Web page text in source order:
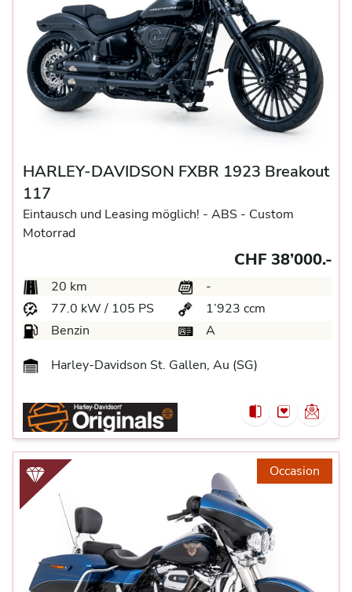
HARLEY-DAVIDSON FXBR 1923 Breakout
117
Eintausch und Leasing möglich! - ABS - Custom
Motorrad
CHF 38’000.-
20 km
-
77.0 kW / 105 PS
1’923 ccm
Benzin
A
Harley-Davidson St. Gallen, Au (SG)
Occasion